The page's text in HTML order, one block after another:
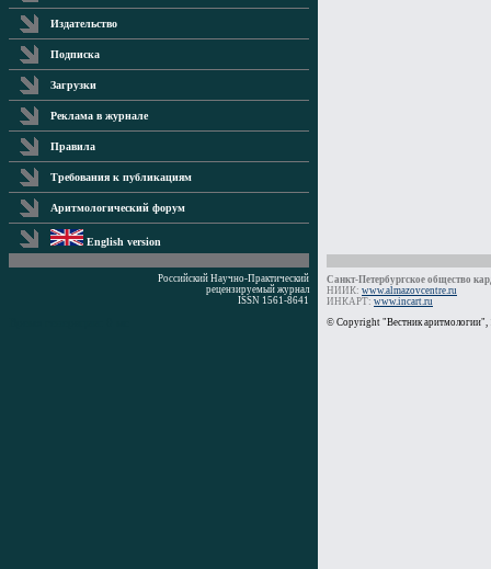
Издательство
Подписка
Загрузки
Реклама в журнале
Правила
Требования к публикациям
Аритмологический форум
English version
Российский Научно-Практический
рецензируемый журнал
ISSN 1561-8641
Санкт-Петербургское общество
НИИК: www.almazovcentre.ru
ИНКАРТ: www.incart.ru
© Copyright "Вестник аритмологии",